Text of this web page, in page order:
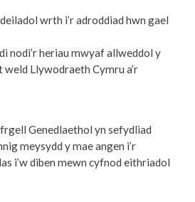
wrth i’r adroddiad hwn gael
nodi’r heriau mwyaf allweddol y
Llywodraeth Cymru a’r
Genedlaethol yn sefydliad
meysydd y mae angen i’r
i’w diben mewn cyfnod eithriadol